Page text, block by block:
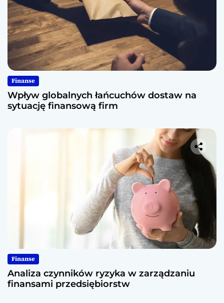
Finanse
Wpływ globalnych łańcuchów dostaw na
sytuację finansową firm
Finanse
Analiza czynników ryzyka w zarządzaniu
finansami przedsiębiorstw